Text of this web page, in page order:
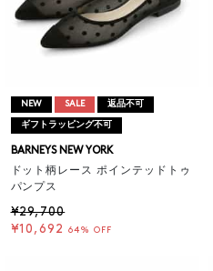
NEW SALE 返品不可
ギフトラッピング不可
BARNEYS NEW YORK
ドット柄レース ポインテッドトゥ
パンプス
¥29,700
¥10,692
64% OFF